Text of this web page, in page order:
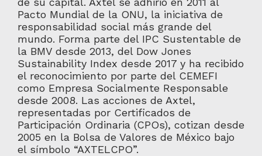
Pacto Mundial de la ONU, la iniciativa de
responsabilidad social más grande del
mundo. Forma parte del IPC Sustentable de
la BMV desde 2013, del Dow Jones
Sustainability Index desde 2017 y ha recibido
el reconocimiento por parte del CEMEFI
como Empresa Socialmente Responsable
desde 2008. Las acciones de Axtel,
representadas por Certificados de
Participación Ordinaria (CPOs), cotizan desde
2005 en la Bolsa de Valores de México bajo
el símbolo “AXTELCPO”.